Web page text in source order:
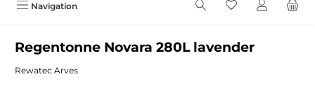
Navigation
Regentonne Novara 280L lavender
Rewatec Arves